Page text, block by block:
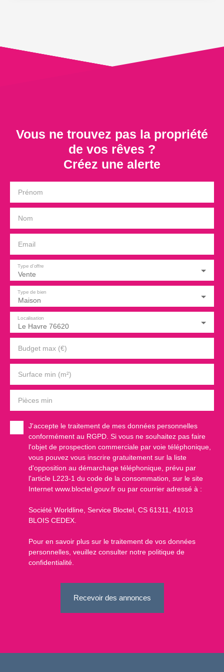
Extérieure . PROCHES COMMERCES ET TRAMWAY. A
VOIR TRES VITE. Réf: 9076P
Vous ne trouvez pas la propriété
de vos rêves ?
Créez une alerte
Prénom
Nom
Email
Vente
Type d'offre
Maison
Type de bien
Le Havre 76620
Localisation
Budget max (€)
Surface min (m²)
Pièces min
J'accepte le traitement de mes données personnelles
conformément au RGPD. Si vous ne souhaitez pas faire
l'objet de prospection commerciale par voie téléphonique,
vous pouvez vous inscrire gratuitement sur la liste
d'opposition au démarchage téléphonique, prévu par
l'article L223-1 du code de la consommation, sur le site
Internet www.bloctel.gouv.fr ou par courrier adressé à :
Société Worldline, Service Bloctel, CS 61311, 41013
BLOIS CEDEX.
Pour en savoir plus sur le traitement de vos données
personnelles, veuillez consulter notre politique de
confidentialité
Recevoir des annonces